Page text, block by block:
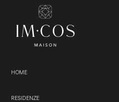
HOME
RESIDENZE